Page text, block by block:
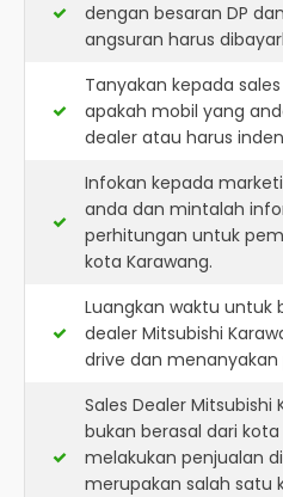
dengan besaran DP
angsuran harus
Tanyakan kepada
apakah mobil yang
dealer atau harus
Infokan kepada
anda dan mintalah
perhitungan untuk
kota Karawang.
Luangkan waktu untuk
dealer Mitsubishi
drive dan
Sales Dealer
bukan berasal dari
melakukan penjualan
merupakan salah satu